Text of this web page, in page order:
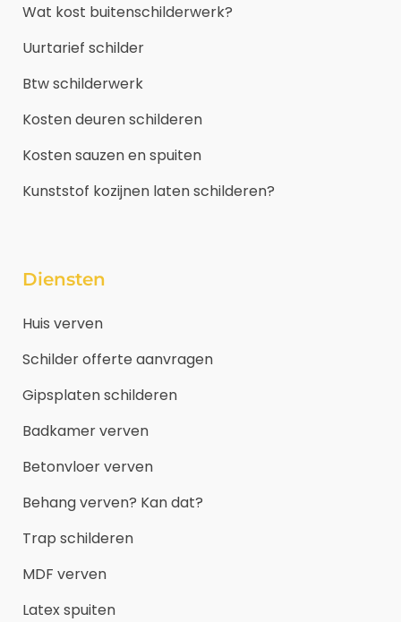
Wat kost buitenschilderwerk?
Uurtarief schilder
Btw schilderwerk
Kosten deuren schilderen
Kosten sauzen en spuiten
Kunststof kozijnen laten schilderen?
Diensten
Huis verven
Schilder offerte aanvragen
Gipsplaten schilderen
Badkamer verven
Betonvloer verven
Behang verven? Kan dat?
Trap schilderen
MDF verven
Latex spuiten